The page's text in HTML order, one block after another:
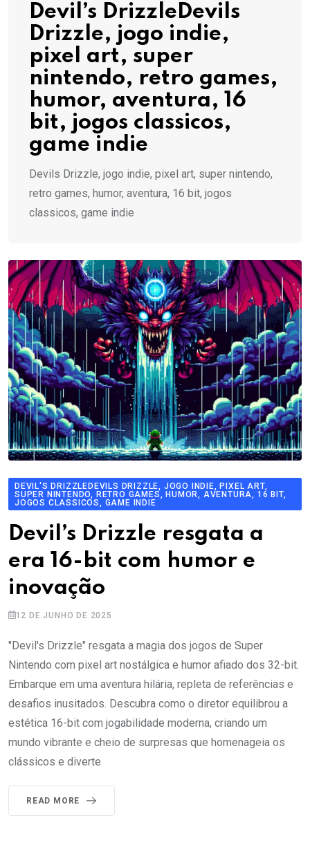
Devil’s DrizzleDevils
Drizzle, jogo indie,
pixel art, super
nintendo, retro games,
humor, aventura, 16
bit, jogos classicos,
game indie
Devils Drizzle, jogo indie, pixel art, super nintendo,
retro games, humor, aventura, 16 bit, jogos
classicos, game indie
DEVIL'S DRIZZLEDEVILS DRIZZLE, JOGO INDIE, PIXEL ART,
SUPER NINTENDO, RETRO GAMES, HUMOR, AVENTURA, 16 BIT,
JOGOS CLASSICOS, GAME INDIE
Devil’s Drizzle resgata a
era 16-bit com humor e
inovação
12 DE JUNHO DE 2025
"Devil's Drizzle" resgata a magia dos jogos de Super
Nintendo com pixel art nostálgica e humor afiado dos 32-bit.
Embarque em uma aventura hilária, repleta de referências e
desafios inusitados. Descubra como o diretor equilibrou a
estética 16-bit com jogabilidade moderna, criando um
mundo vibrante e cheio de surpresas que homenageia os
clássicos e diverte
READ MORE